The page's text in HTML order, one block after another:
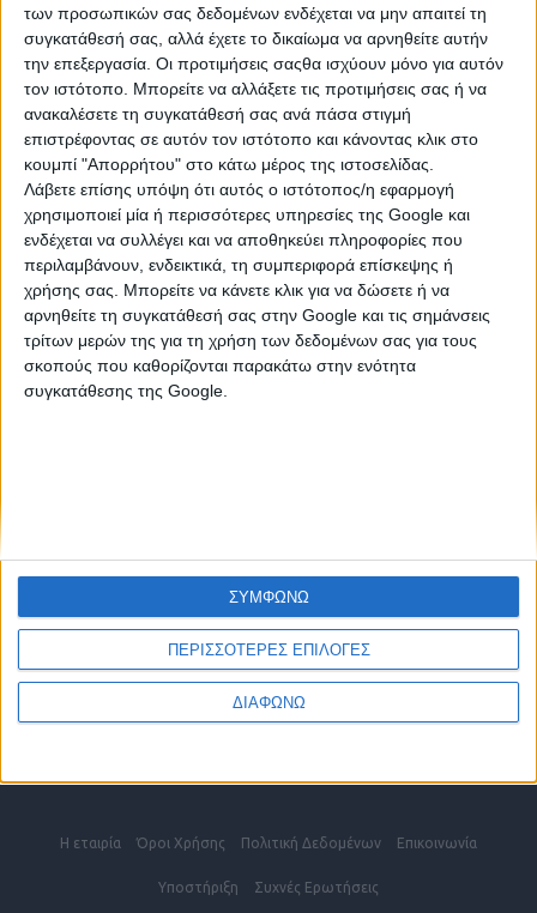
των προσωπικών σας δεδομένων ενδέχεται να μην απαιτεί τη
συγκατάθεσή σας, αλλά έχετε το δικαίωμα να αρνηθείτε αυτήν
την επεξεργασία. Οι προτιμήσεις σαςθα ισχύουν μόνο για αυτόν
τον ιστότοπο. Μπορείτε να αλλάξετε τις προτιμήσεις σας ή να
ανακαλέσετε τη συγκατάθεσή σας ανά πάσα στιγμή
επιστρέφοντας σε αυτόν τον ιστότοπο και κάνοντας κλικ στο
κουμπί "Απορρήτου" στο κάτω μέρος της ιστοσελίδας.
Λάβετε επίσης υπόψη ότι αυτός ο ιστότοπος/η εφαρμογή
χρησιμοποιεί μία ή περισσότερες υπηρεσίες της Google και
ενδέχεται να συλλέγει και να αποθηκεύει πληροφορίες που
περιλαμβάνουν, ενδεικτικά, τη συμπεριφορά επίσκεψης ή
χρήσης σας. Μπορείτε να κάνετε κλικ για να δώσετε ή να
αρνηθείτε τη συγκατάθεσή σας στην Google και τις σημάνσεις
τρίτων μερών της για τη χρήση των δεδομένων σας για τους
σκοπούς που καθορίζονται παρακάτω στην ενότητα
συγκατάθεσης της Google.
ΠΕΡΙΣΣΟΤΕΡΕΣ ΕΠΙΛΟΓΕΣ
ΔΙΑΦΩΝΩ
ΣΥΜΦΩΝΩ
Η μόνη παγκρήτια εφημερίδα δωρεάν αγγελιών, από το 1995!
Κυκλοφορεί κάθε Δευτέρα στα περίπτερα όλης της Κρήτης.
ΤΗΛΕΦΩΝΙΚΟ ΚΕΝΤΡΟ
ΗΡΑΚΛΕΙΟ - ΛΑΣΙΘΙ
2810 342474
info@kritikes-aggelies.gr
Η εταιρία Όροι Xρήσης Πολιτική Δεδομένων Επικοινωνία
Υποστήριξη Συχνές Eρωτήσεις